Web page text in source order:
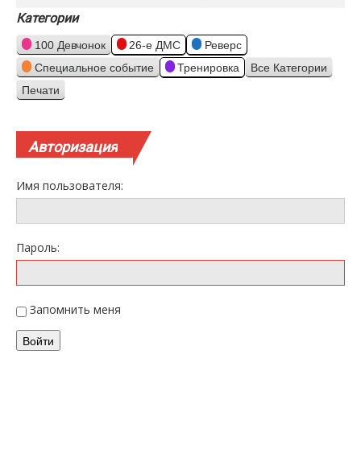
Категории
100 Девчонок 26-е ДМС
Реверс
Специальное событие
Тренировка Все Категории
Просмотр
Печати
Авторизация
Имя пользователя:
Пароль:
Запомнить меня
Войти